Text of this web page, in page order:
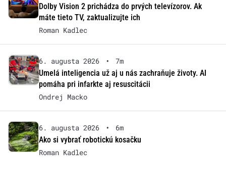
Dolby Vision 2 prichádza do prvých televízorov. Ak
máte tieto TV, zaktualizujte ich
Roman Kadlec
6. augusta 2026 •
7m
Umelá inteligencia už aj u nás zachraňuje životy. AI
pomáha pri infarkte aj resuscitácii
Ondrej Macko
6. augusta 2026 •
6m
Ako si vybrať robotickú kosačku
Roman Kadlec